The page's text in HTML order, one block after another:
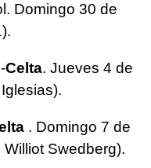
Domingo 30 de
Celta. Jueves 4 de
. Domingo 7 de
Swedberg).